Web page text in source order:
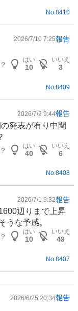
No.8410
2026/7/10 7:25報告
はい
10
いいえ
3
No. 8409
2026/7/2 9:44報告
発表が有り中間
はい
40
いいえ
6
No.8408
2026/7/1 9:32報告
辺りまで上昇
うな予感。
はい
10
いいえ
49
No. 8407
2026/6/25 20:34報告